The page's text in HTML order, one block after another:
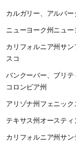
カルガリー、アルバー
ニューヨーク州ニュー
カリフォルニア州サン
スコ
バンクーバー、ブリテ
コロンビア州
アリゾナ州フェニック
テキサス州オースティ
カリフォルニア州サン